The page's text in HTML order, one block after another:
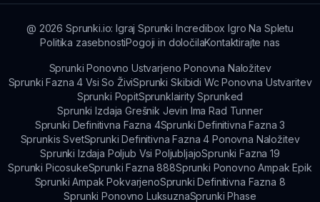
@ 2026 Sprunki.io: Igraj Sprunki Incredibox Igro Na Spletu
Politika zasebnostiPogoji in določilaKontaktirajte nas
Sprunki Ponovno Ustvarjeno Ponovna Naložitev
Sprunki Fazna 4 Vsi So ŽiviSprunki Skibidi Wc Ponovna Ustvaritev
Sprunki PopitSprunklairity Sprunked
Sprunki Izdaja Grešnik Jevin Ima Rad Tunner
Sprunki Definitivna Fazna 4Sprunki Definitivna Fazna 3
Sprunkis SvetSprunki Definitivna Fazna 4 Ponovna Naložitev
Sprunki Izdaja Poljub Vsi PoljubljajoSprunki Fazna 19
Sprunki PicosukeSprunki Fazna 888Sprunki Ponovno Ampak Epik
Sprunki Ampak PokvarjenoSprunki Definitivna Fazna 8
Sprunki Ponovno LuksuznaSprunki Phase